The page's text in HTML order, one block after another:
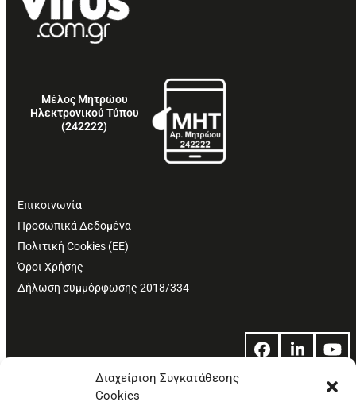
Διαχείριση Συγκατάθεσης
Cookies
Μέλος Μητρώου
Ηλεκτρονικού Τύπου
(242222)
Επικοινωνία
Προσωπικά Δεδομένα
Πολιτική Cookies (ΕΕ)
Όροι Χρήσης
Δήλωση συμμόρφωσης 2018/334
Facebook
LinkedIn